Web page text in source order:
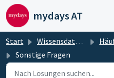
Zum hauptsächlichen Inhalt
mydays AT
Start Wissensdatenbank
Häufig
Sonstige Fragen